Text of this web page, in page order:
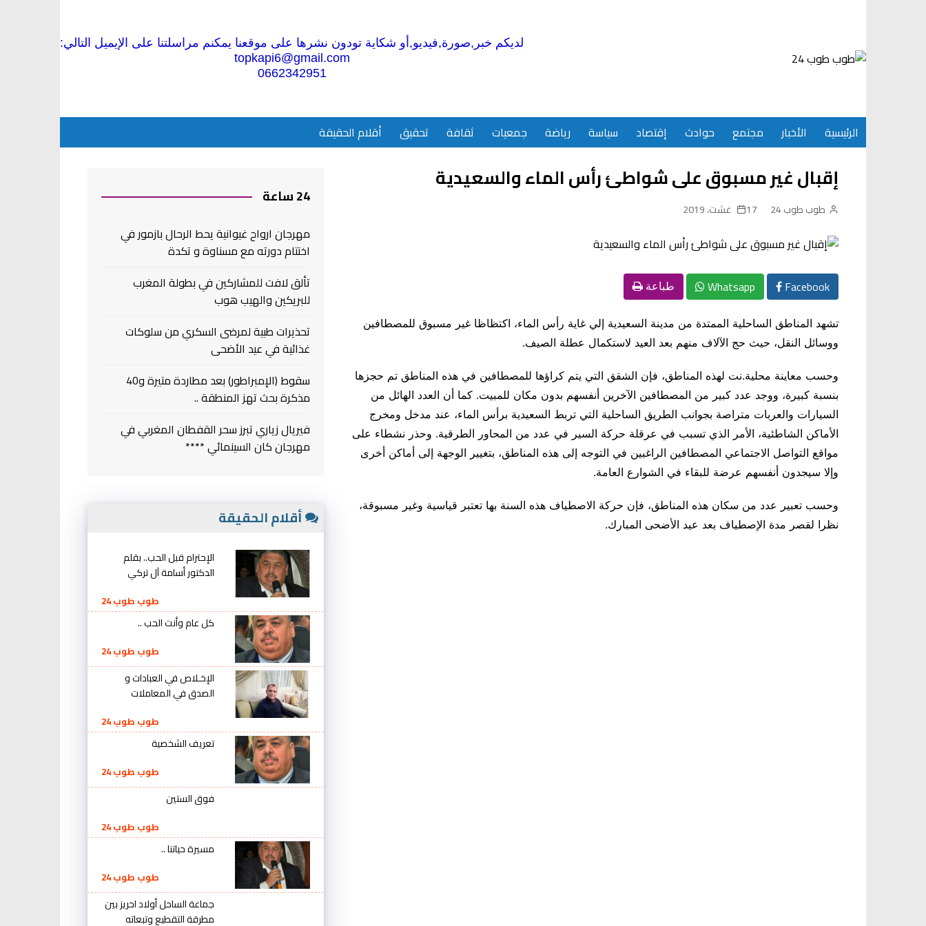
لديكم خبر,صورة,فيديو,أو شكاية تودون نشرها على موقعنا يمكنم مراسلتنا على الإيميل التالي:
topkapi6@gmail.com
0662342951
الرئيسية الأخبار مجتمع حوادث إقتصاد سياسة رياضة جمعيات ثقافة تحقيق أقلام الحقيقة
إقبال غير مسبوق على شواطئ رأس الماء والسعيدية
طوب طوب 24 17 غشت، 2019
Facebook
Whatsapp طباعة
تشهد المناطق الساحلية الممتدة من مدينة السعيدية إلي غاية رأس الماء، اكتظاظا غير مسبوق للمصطافين
ووسائل النقل، حيث حج الآلاف منهم بعد العيد لاستكمال عطلة الصيف.
وحسب معاينة محلية.نت لهذه المناطق، فإن الشقق التي يتم كراؤها للمصطافين في هذه المناطق تم حجزها
بنسبة كبيرة، ووجد عدد كبير من المصطافين الآخرين أنفسهم بدون مكان للمبيت. كما أن العدد الهائل من
السيارات والعربات متراصة بجوانب الطريق الساحلية التي تربط السعيدية برأس الماء، عند مدخل ومخرج
الأماكن الشاطئية، الأمر الذي تسبب في عرقلة حركة السير في عدد من المحاور الطرقية. وحذر نشطاء على
مواقع التواصل الاجتماعي المصطافين الراغبين في التوجه إلى هذه المناطق، بتغيير الوجهة إلى أماكن أخرى
وإلا سيجدون أنفسهم عرضة للبقاء في الشوارع العامة.
وحسب تعبير عدد من سكان هذه المناطق، فإن حركة الاصطياف هذه السنة بها تعتبر قياسية وغير مسبوقة،
نظرا لقصر مدة الإصطياف بعد عيد الأضحى المبارك.
24 ساعة
مهرجان ارواح غيوانية يحط الرحال بازمور في
اختتام دورته مع مسناوة و تكدة
تألق لافت للمشاركين في بطولة المغرب
للبريكين والهيب هوب
تحذيرات طبية لمرضى السكري من سلوكات
غذائية في عيد الأضحى
سقوط (الإمبراطور) بعد مطاردة متيرة و40
مذكرة بحث تهز المنطقة ..
فيريال زياري تبرز سحر القفطان المغربي في
مهرجان كان السينمائي ****
أقلام الحقيقة
الإحترام قبل الحب.. بقلم
الدكتور أسامة آل تركي
طوب طوب 24
كل عام وأنت الحب ..
طوب طوب 24
الإخـلاص في العبادات و
الصدق في المعاملات
طوب طوب 24
تعريف الشخصية
طوب طوب 24
فوق الستين
طوب طوب 24
مسيرة حياتنا ..
طوب طوب 24
جماعة الساحل أولاد احريز بين
مطرقة التقطيع وتبعاته